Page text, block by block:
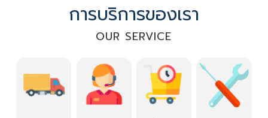
การบริการของเรา
OUR SERVICE